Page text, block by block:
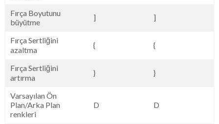
Fırça Boyutunu
büyütme
] ]
Fırça Sertliğini
azaltma
{ {
Fırça Sertliğini
artırma
} }
Varsayılan Ön
Plan/Arka Plan
renkleri
D D